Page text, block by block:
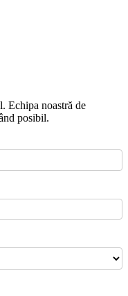
Echipa noastră de
posibil.